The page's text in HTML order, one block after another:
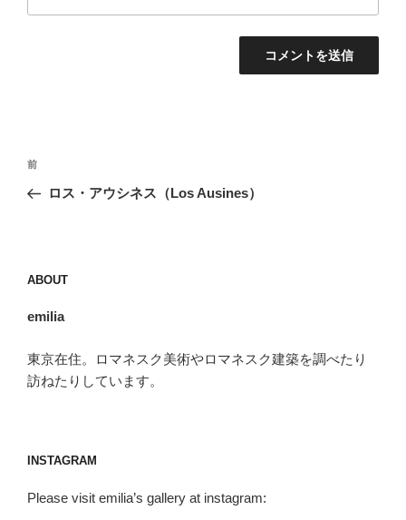
投
ナ
ー
ン
前
の
前
ロス・アウシネス（Los Ausines）
ABOUT
emilia
東京在住。ロマネスク美術やロマネスク建築を調べたり
訪ねたりしています。
INSTAGRAM
Please visit emilia’s gallery at instagram: